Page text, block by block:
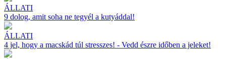
ÁLLATI
9 dolog, amit soha ne tegyél a kutyáddal!
ÁLLATI
4 jel, hogy a macskád túl stresszes! - Vedd észre időben a jeleket!